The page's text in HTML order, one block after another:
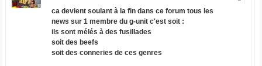
ca devient soulant à la fin dans ce forum tous les
news sur 1 membre du g-unit c'est soit :
ils sont mélés à des fusillades
soit des beefs
soit des conneries de ces genres